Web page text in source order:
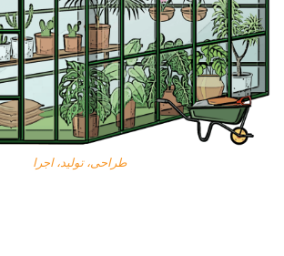
طراحی، تولید، اجرا